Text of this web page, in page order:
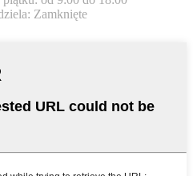
Zamknięte